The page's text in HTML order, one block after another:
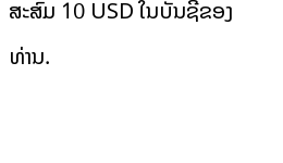
ສະສົມ 10 USD ໃນບັນຊີຂອງ
ທ່ານ.